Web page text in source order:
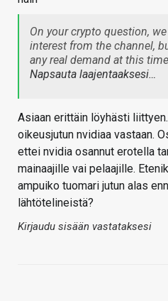
On your crypto question,
interest from the channel,
any real demand at this
Napsauta laajentaaksesi…
Asiaan erittäin löyhästi
oikeusjutun nvidiaa vastaan.
ettei nvidia osannut erotella
mainaajille vai pelaajille.
ampuiko tuomari jutun alas
lähtötelineistä?
Kirjaudu sisään vastataksesi